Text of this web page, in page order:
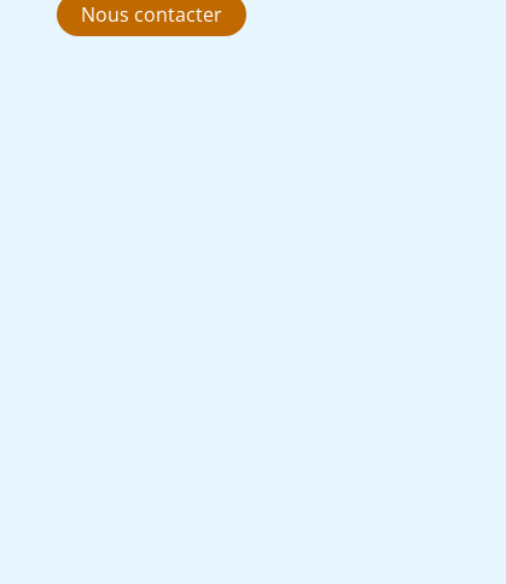
Nous contacter